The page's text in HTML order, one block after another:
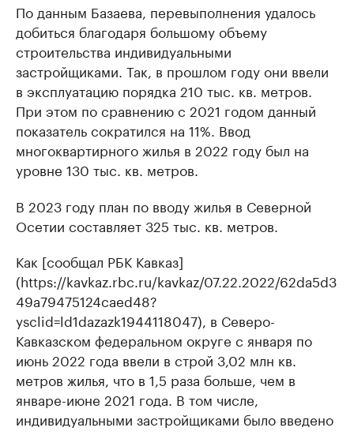
По данным Базаева, перевыполнения удалось
добиться благодаря большому объему
строительства индивидуальными
застройщиками. Так, в прошлом году они ввели
в эксплуатацию порядка 210 тыс. кв. метров.
При этом по сравнению с 2021 годом данный
показатель сократился на 11%. Ввод
многоквартирного жилья в 2022 году был на
уровне 130 тыс. кв. метров.
В 2023 году план по вводу жилья в Северной
Осетии составляет 325 тыс. кв. метров.
Как [сообщал РБК Кавказ]
(https://kavkaz.rbc.ru/kavkaz/07.22.2022/62da5d3
49a79475124caed48?
ysclid=ld1dazazk1944118047), в Северо-
Кавказском федеральном округе с января по
июнь 2022 года ввели в строй 3,02 млн кв.
метров жилья, что в 1,5 раза больше, чем в
январе-июне 2021 года. В том числе,
индивидуальными застройщиками было введено